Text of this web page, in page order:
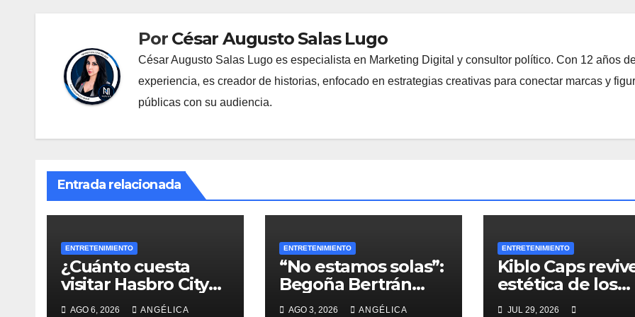
Por César Augusto Salas Lugo
César Augusto Salas Lugo es especialista en Marketing Digital y consultor político. Con 12 años
experiencia, es creador de historias, enfocado en estrategias creativas para conectar marcas y
públicas con su audiencia.
Entrada relacionada
ENTRETENIMIENTO
¿Cuánto cuesta
visitar Hasbro City?
Precios, atracciones
AGO 6, 2026 ANGÉLICA
ENTRETENIMIENTO
“No estamos solas”:
Begoña Bertrán
reivindica a siete
AGO 3, 2026 ANGÉLICA
ENTRETENIMIENTO
Kiblo Caps
estética de los
Mundiales de
JUL 29, 2026